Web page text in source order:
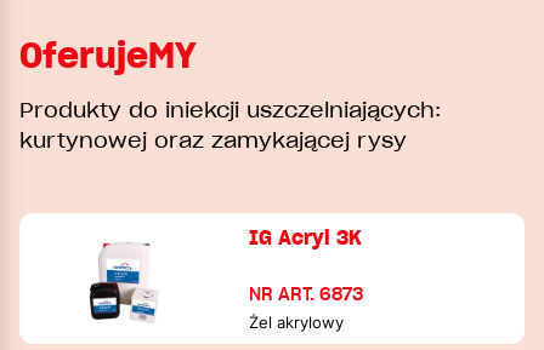
OferujeMY
Produkty do iniekcji uszczelniających:
kurtynowej oraz zamykającej rysy
IG Acryl 3K
NR ART. 6873
Żel akrylowy